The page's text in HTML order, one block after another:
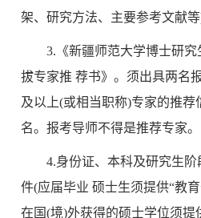
架、研究方法、主要参考文献等)
3.《新疆师范大学博士研
拔专家推 荐书》。须出具两名
及以上(或相当职称)专家的推
名。报考导师不得是推荐专家。
4.身份证、本科及研究生
件(应届毕业 硕士生须提供“教
在国(境)外获得的硕士学位须提